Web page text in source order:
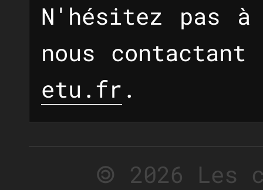
N'hésitez pas
nous
etu.fr .
🄯 2026 Les